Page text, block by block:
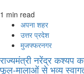
1 min read
अपना शहर
उत्तर प्रदेश
मुजफ्फरनगर
राज्यमंत्री नरेंद्र कश्यप
फूल-मालाओं से भव्य